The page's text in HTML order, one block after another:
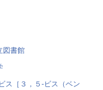
図書館
ス［３，５‐ビス（ベン